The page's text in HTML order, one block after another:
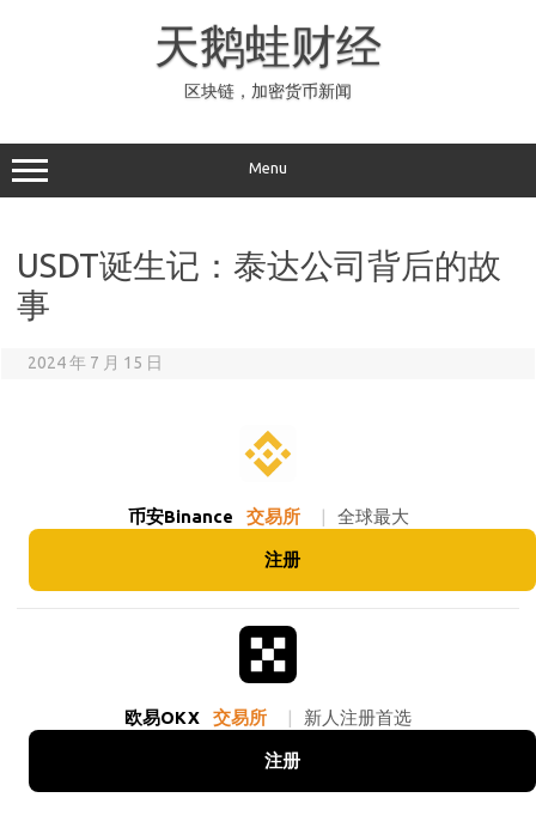
天鹅蛙财经
区块链，加密货币新闻
Menu
USDT诞生记：泰达公司背后的故
事
2024 年 7 月 15 日
币安Binance 交易所 | 全球最大
注册
欧易OKX 交易所 | 新人注册首选
注册